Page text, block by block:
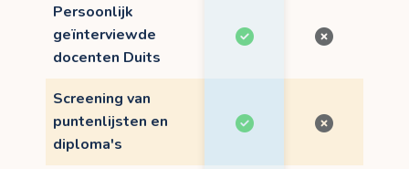
Persoonlijk
geïnterviewde
docenten Duits
Screening van
puntenlijsten en
diploma's